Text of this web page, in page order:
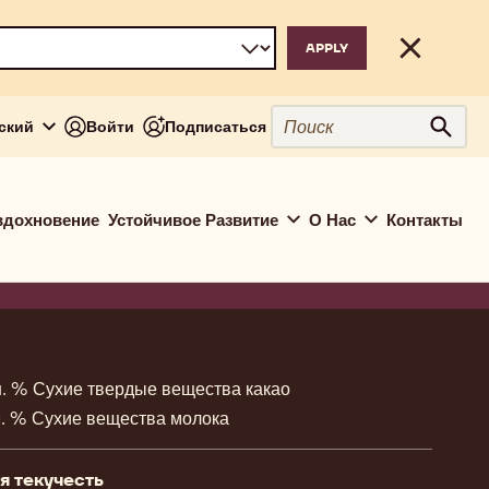
Close
Войти Подписаться
Поиск
Поиск
Устойчивое Развитие О Нас Контакты
% Сухие твердые вещества какао
% Сухие вещества молока
текучесть